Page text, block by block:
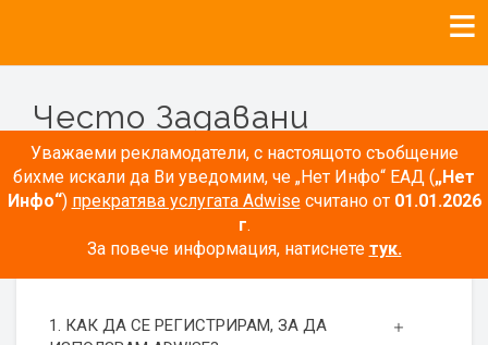
Уважаеми рекламодатели, с настоящото съобщение
бихме искали да Ви уведомим, че „Нет Инфо“ ЕАД („Нет
Инфо“) прекратява услугата Adwiseсчитано от 01.01.2026
г.
За повече информация, натиснете тук.
Често Задавани
Въпроси
РЕГИСТРАЦИЯ
1. КАК ДА СЕ РЕГИСТРИРАМ, ЗА ДА